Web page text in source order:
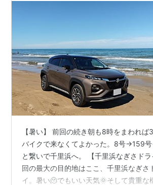
【暑い】 前回の続き朝も8時をまわれば
バイクで来なくてよかった。8号→159
と繋いで千里浜へ。 【千里浜なぎさド
回の最大の目的地はここ、千里浜なぎさ
イ。暑い🫠でもいい天気🌞そして貴重